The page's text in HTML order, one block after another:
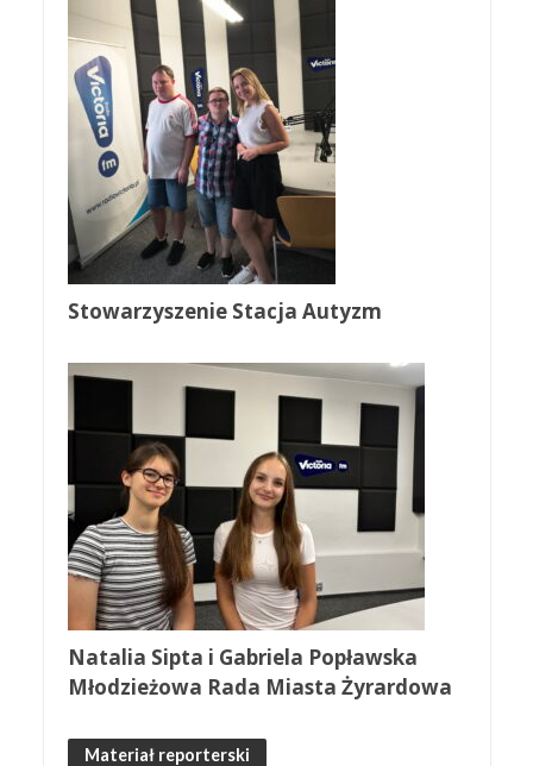
Stowarzyszenie Stacja Autyzm
Natalia Sipta i Gabriela Popławska
Młodzieżowa Rada Miasta Żyrardowa
Materiał reporterski